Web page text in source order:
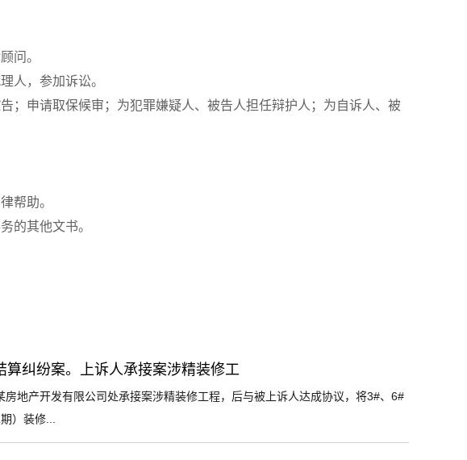
问。
人，参加诉讼。
；申请取保候审；为犯罪嫌疑人、被告人担任辩护人；为自诉人、被
帮助。
的其他文书。
算纠纷案。上诉人承接案涉精装修工
地产开发有限公司处承接案涉精装修工程，后与被上诉人达成协议，将3#、6#
）装修...